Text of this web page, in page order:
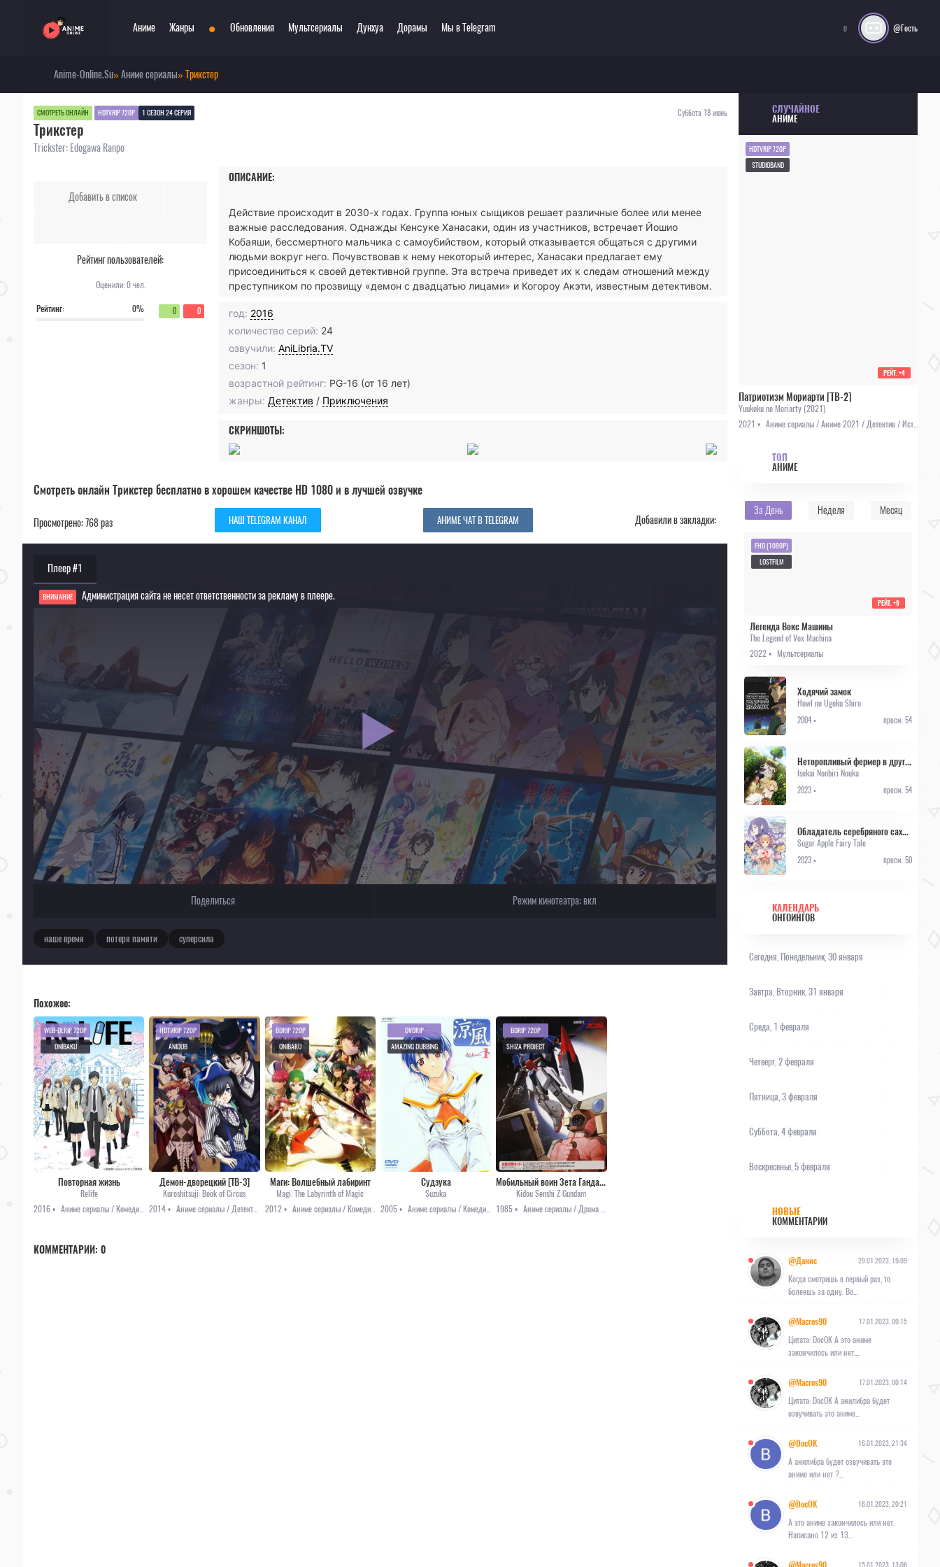
Аниме
Сериалы
Фильмы
Жанры
Боевые искусства
Война
Приключения
Школа
Игры
Этти
Экшен
Сверхъестественное
• Обновления Мультсериалы
Смотреть онлайн
Дунхуа Дорамы Мы в Telegram 0 @Гость
Anime-Online.Su»Аниме сериалы» Трикстер
СМОТРЕТЬ ОНЛАЙН HDTVRIP 720P 1 СЕЗОН 24 СЕРИЯ Суббота 18 июнь
Трикстер
Trickster: Edogawa Ranpo
Добавить в список
Рейтинг пользователей:
Оценили:0чел.
Рейтинг: 0% 0 0
ОПИСАНИЕ:
Действие происходит в 2030-х годах. Группа юных сыщиков решает различные более или менее
важные расследования. Однажды Кенсуке Ханасаки, один из участников, встречает Йошио
Кобаяши, бессмертного мальчика с самоубийством, который отказывается общаться с другими
людьми вокруг него. Почувствовав к нему некоторый интерес, Ханасаки предлагает ему
присоединиться к своей детективной группе. Эта встреча приведет их к следам отношений между
преступником по прозвищу «демон с двадцатью лицами» и Когороу Акэти, известным детективом.
год: 2016
количество серий: 24
озвучили: AniLibria.TV
сезон: 1
возрастной рейтинг: PG-16 (от 16 лет)
жанры: Детектив / Приключения
СКРИНШОТЫ:
Смотреть онлайн Трикстер бесплатно в хорошем качестве HD 1080 и в лучшей озвучке
Просмотрено: 768 раз НАШ TELEGRAM КАНАЛ АНИМЕ ЧАТ В TELEGRAM Добавили в закладки:
Плеер #1
ВНИМАНИЕ
Администрация сайта не несет ответственности за рекламу в плеере.
Для просмотра некоторых аниме необходимо установить VPN
Текущее воспроизведение：Трикстер
Поделиться Режим кинотеатра:вкл
наше время потеря памяти суперсила
Похожее:
Повторная жизнь
Relife
2016 •
WEB-DLRIP 720P
ONIBAKU
Демон-дворецкий [ТВ-3]
Kuroshitsuji: Book of Circus
2014 •
HDTVRIP 720P
ANIDUB
Маги: Волшебный лабиринт
Magi: The Labyrinth of Magic
2012 •
Аниме сериалы / Комедия / Приключения / Сёнэн / Фэнтези
BDRIP 720P
ONIBAKU
Судзука
Suzuka
2005 •
Аниме сериалы / Комедия / Повседневность / Романтика / Сёнэн
DVDRIP
AMAZING DUBBING
Мобильный воин Зета Гандам [ТВ]
Kidou Senshi Z Gundam
1985 •
BDRIP 720P
SHIZA PROJECT
КОММЕНТАРИИ: 0
СЛУЧАЙНОЕ
АНИМЕ
Патриотизм Мориарти [ТВ-2]
Yuukoku no Moriarty (2021)
2021 •
Аниме сериалы / Аниме 2021 / Детектив / История / Мистика / Приключения
HDTVRIP 720P
STUDIOBAND
РЕЙТ. +4
ТОП
АНИМЕ
За День Неделя Месяц
Легенда Вокс Машины
The Legend of Vox Machina
2022 • Мультсериалы
FHD (1080P)
LOSTFILM
РЕЙТ. +9
Ходячий замок
Howl no Ugoku Shiro
2004 • просм. 54
Неторопливый фермер в другом мире
Isekai Nonbiri Nouka
2023 • просм. 54
Обладатель серебряного сахара и темный фейри: сказка о сахарном яблоке
Sugar Apple Fairy Tale
2023 • просм. 50
КАЛЕНДАРЬ
ОНГОИНГОВ
Сегодня, Понедельник, 30 января
Завтра, Вторник, 31 января
Среда, 1 февраля
Четверг, 2 февраля
Пятница, 3 февраля
Суббота, 4 февраля
Воскресенье, 5 февраля
НОВЫЕ
КОММЕНТАРИИ
@Данис 29.01.2023, 19:09
Когда смотришь в первый раз, то
болеешь за одну. Во...
@Macros90 17.01.2023, 00:15
Цитата: DocOK А это аниме
закончилось или нет....
@Macros90 17.01.2023, 00:14
Цитата: DocOK А анилибра будет
озвучивать это аниме...
@DocOK 16.01.2023, 21:34
А анилибра будет озвучивать это
аниме или нет ?...
@DocOK 16.01.2023, 20:21
А это аниме закончилось или нет.
Написано 12 из 13...
15.01.2023, 13:06